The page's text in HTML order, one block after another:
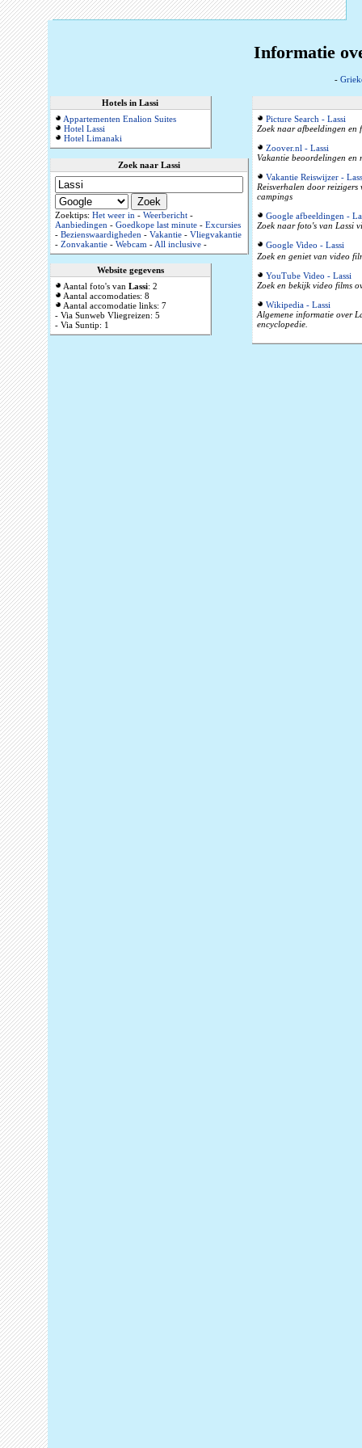
Informatie
-
Hotels in Lassi
Appartementen Enalion Suites
Hotel Lassi
Hotel Limanaki
Zoek naar Lassi
Zoektips: Het weer in- Weerbericht-
Aanbiedingen- Goedkope last minute- Excursies
- Bezienswaardigheden- Vakantie- Vliegvakantie
- Zonvakantie- Webcam-All inclusive-
Website gegevens
Aantal foto's van Lassi: 2
Aantal accomodaties: 8
Aantal accomodatie links: 7
- Via Sunweb Vliegreizen: 5
- Via Suntip: 1
Picture Search - Lassi
Zoek naar afbeeldingen en
Zoover.nl - Lassi
Vakantie beoordelingen en
Vakantie Reiswijzer -
Reisverhalen door reizigers
campings
Google afbeeldingen -
Zoek naar foto's van Lassi
Google Video - Lassi
Zoek en geniet van video
YouTube Video - Lassi
Zoek en bekijk video films
Wikipedia - Lassi
Algemene informatie over
encyclopedie.